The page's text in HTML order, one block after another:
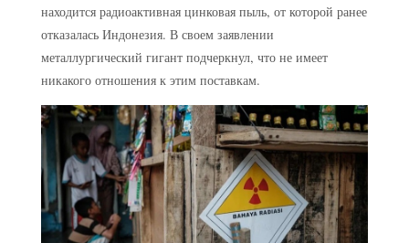
находится радиоактивная цинковая пыль, от которой ранее
отказалась Индонезия. В своем заявлении
металлургический гигант подчеркнул, что не имеет
никакого отношения к этим поставкам.